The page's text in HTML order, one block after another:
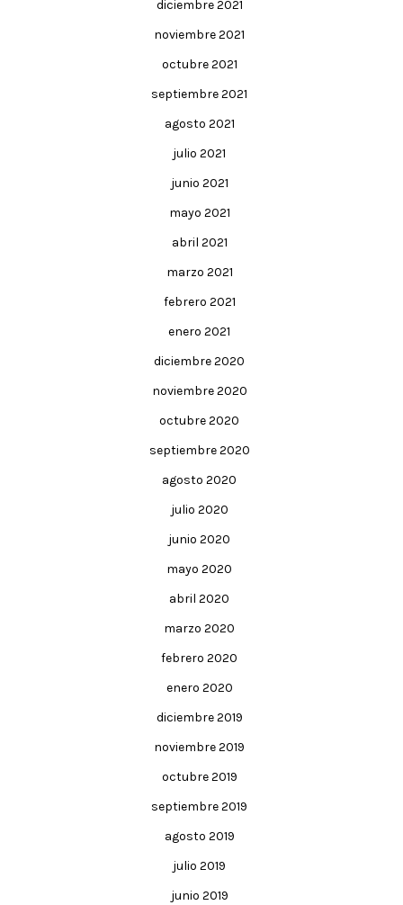
diciembre 2021
noviembre 2021
octubre 2021
septiembre 2021
agosto 2021
julio 2021
junio 2021
mayo 2021
abril 2021
marzo 2021
febrero 2021
enero 2021
diciembre 2020
noviembre 2020
octubre 2020
septiembre 2020
agosto 2020
julio 2020
junio 2020
mayo 2020
abril 2020
marzo 2020
febrero 2020
enero 2020
diciembre 2019
noviembre 2019
octubre 2019
septiembre 2019
agosto 2019
julio 2019
junio 2019